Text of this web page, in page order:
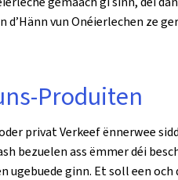
d’Hänn vun Onéierlechen ze
Produiten
privat Verkeef ënnerwee
bezuelen ass ëmmer déi
ginn. Et soll een